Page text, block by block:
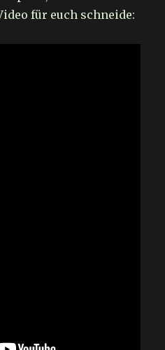
für euch schneide: